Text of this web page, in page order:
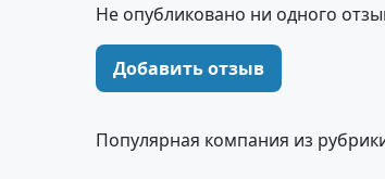
Не опубликовано ни одного
Добавить отзыв
Популярная компания из